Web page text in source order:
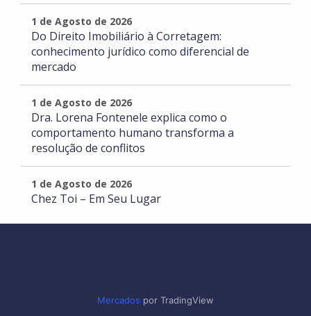
1 de Agosto de 2026
Do Direito Imobiliário à Corretagem:
conhecimento jurídico como diferencial de
mercado
1 de Agosto de 2026
Dra. Lorena Fontenele explica como o
comportamento humano transforma a
resolução de conflitos
1 de Agosto de 2026
Chez Toi – Em Seu Lugar
Mercados por TradingView